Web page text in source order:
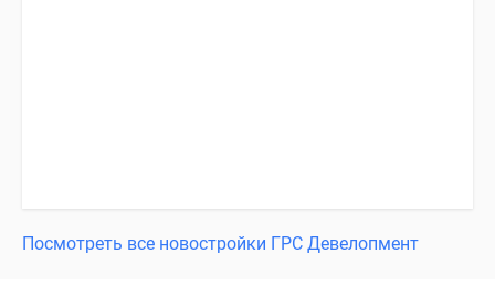
Посмотреть все новостройки ГРС Девелопмент